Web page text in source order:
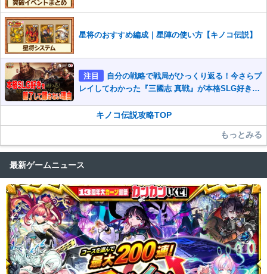
星将のおすすめ編成｜星陣の使い方【キノコ伝説】
注目
自分の戦略で戦局がひっくり返る！今さらプ
レイしてわかった『三國志 真戦』が本格SLG好きを
キノコ伝説攻略TOP
もっとみる
最新ゲームニュース